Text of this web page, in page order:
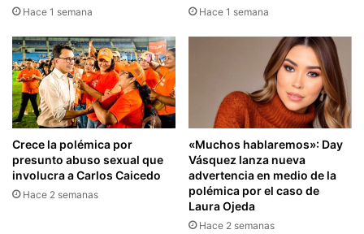
Hace 1 semana Hace 1 semana
Crece la polémica por
presunto abuso sexual que
involucra a Carlos Caicedo
Hace 2 semanas
«Muchos hablaremos»: Day
Vásquez lanza nueva
advertencia en medio de la
polémica por el caso de
Laura Ojeda
Hace 2 semanas